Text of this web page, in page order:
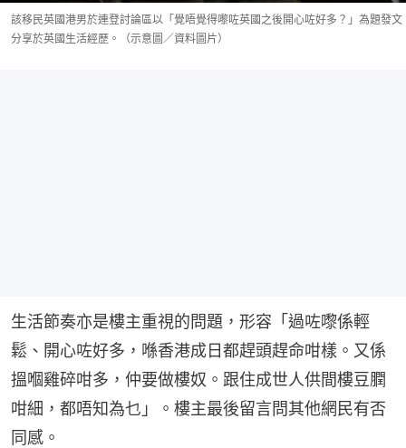
該移民英國港男於連登討論區以「覺唔覺得嚟咗英國之後開心咗好多？」為題發文
分享於英國生活經歷。（示意圖／資料圖片）
生活節奏亦是樓主重視的問題，形容「過咗嚟係輕
鬆、開心咗好多，喺香港成日都趕頭趕命咁樣。又係
搵嗰雞碎咁多，仲要做樓奴。跟住成世人供間樓豆膶
咁細，都唔知為乜」。樓主最後留言問其他網民有否
同感。